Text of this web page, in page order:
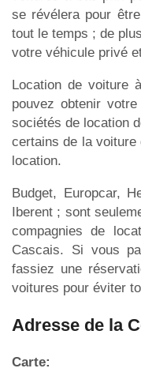
se révélera pour
tout le temps ; de
votre véhicule privé
Location de voiture
pouvez obtenir
sociétés de location
certains de la
location.
Budget, Europcar,
Iberent ; sont
compagnies de
Cascais. Si vous
fassiez une
voitures pour éviter
Adresse de la
Carte: